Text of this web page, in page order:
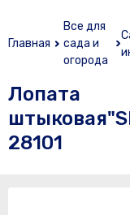
Главная
Все для
сада и
огорода
Лопата
28101